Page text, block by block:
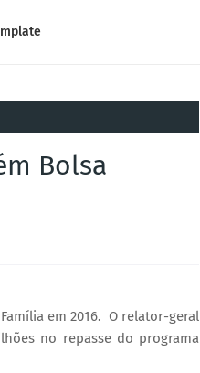
Bolsa
em 2016. O relator-geral
no repasse do programa